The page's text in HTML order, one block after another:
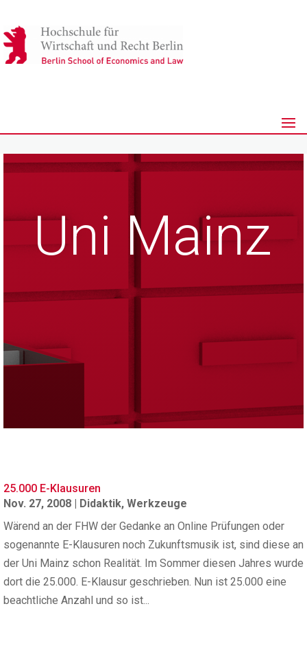
Uni Mainz
25.000 E-Klausuren
Nov. 27, 2008 | Didaktik, Werkzeuge
Wärend an der FHW der Gedanke an Online Prüfungen oder
sogenannte E-Klausuren noch Zukunftsmusik ist, sind diese an
der Uni Mainz schon Realität. Im Sommer diesen Jahres wurde
dort die 25.000. E-Klausur geschrieben. Nun ist 25.000 eine
beachtliche Anzahl und so ist...